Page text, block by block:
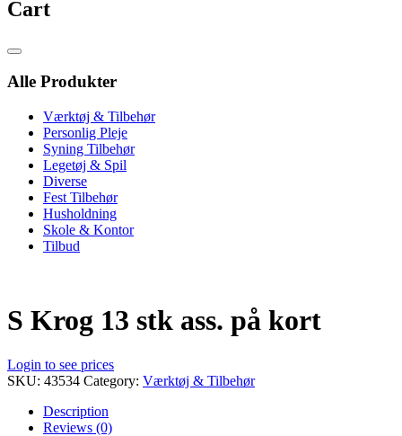
Cart
Catalog
Alle Produkter
Værktøj & Tilbehør
Personlig Pleje
Syning Tilbehør
Legetøj & Spil
Diverse
Fest Tilbehør
Husholdning
Skole & Kontor
Tilbud
S Krog 13 stk ass. på kort
Login to see prices
SKU: 43534 Category: Værktøj & Tilbehør
Description
Reviews (0)